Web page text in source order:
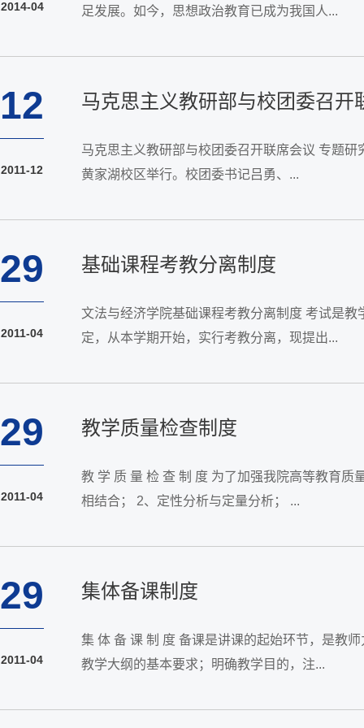
2014-04 足发展。如今，思想政治教育已成为我国人...
12
2011-12
马克思主义教研部与校团委召开
马克思主义教研部与校团委召开联席会议 专题研
黄家湖校区举行。校团委书记吕勇、...
29
2011-04
基础课程考教分离制度
文法与经济学院基础课程考教分离制度 考试是
定，从本学期开始，实行考教分离，现提出...
29
2011-04
教学质量检查制度
教 学 质 量 检 查 制 度 为了加强我院高等教育质量的管理工作，促进教学管理水平的提高。根据学校有关规定，特制定本检查制度。 第一条： 教学检查的原则 1、单项检查与综合检查
相结合； 2、定性分析与定量分析； ...
29
2011-04
集体备课制度
集 体 备 课 制 度 备课是讲课的起始环节，是教师力求取得最佳讲课效果的先决条件。备课期间任课教师必须了解本课程在整体课程结构中的地位和任务；了解学生基础知识；熟悉掌握
教学大纲的基本要求；明确教学目的，注...